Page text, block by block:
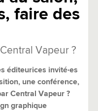
faire des
Vapeur ?
éditeurices invité·es
une conférence,
Central Vapeur ?
graphique